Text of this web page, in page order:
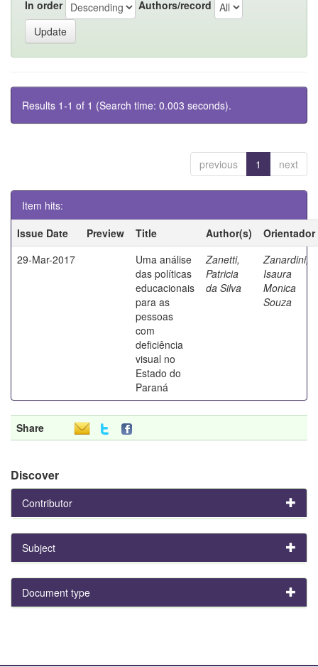
In order Authors/record
Results 1-1 of 1 (Search time: 0.003 seconds).
previous 1 next
Item hits:
Issue Date
Preview Title Author(s)
Orientador
29-Mar-2017
Uma análise
das políticas
educacionais
para as
pessoas
com
deficiência
visual no
Estado do
Paraná
Zanetti,
Patricia
da Silva
Zanardini,
Isaura
Monica
Souza
Share
Discover
Contributor
Subject
Document type